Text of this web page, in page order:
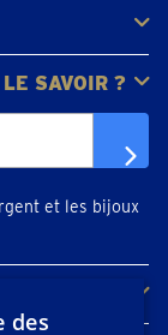
SAVOIR ?
et les bijoux
des